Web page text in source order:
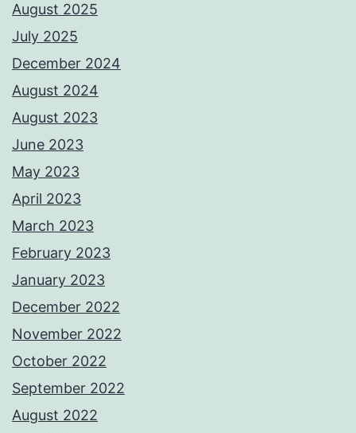
August 2025
July 2025
December 2024
August 2024
August 2023
June 2023
May 2023
April 2023
March 2023
February 2023
January 2023
December 2022
November 2022
October 2022
September 2022
August 2022